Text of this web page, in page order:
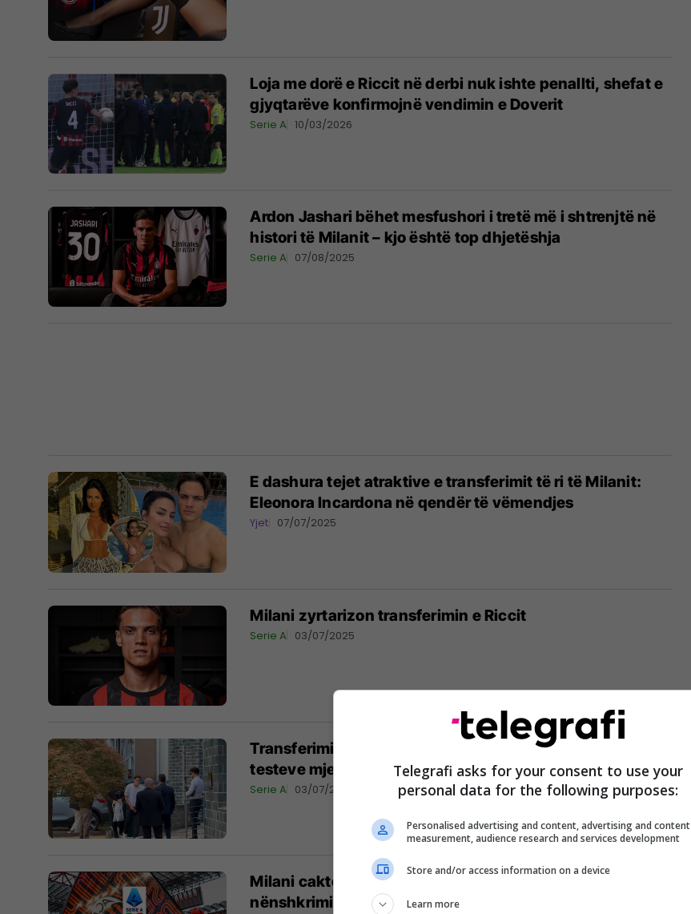
Loja me dorë e Riccit në derbi nuk ishte penallti, shefat e
gjyqtarëve konfirmojnë vendimin e Doverit
Serie A 10/03/2026
Ardon Jashari bëhet mesfushori i tretë më i shtrenjtë në
histori të Milanit – kjo është top dhjetëshja
Serie A 07/08/2025
E dashura tejet atraktive e transferimit të ri të Milanit:
Eleonora Incardona në qendër të vëmendjes
Yjet 07/07/2025
Milani zyrtarizon transferimin e Riccit
Serie A 03/07/2025
Transferimi i madh i Milanit arrin për t'iu nënshtruar
testeve mjekësore
Serie A 03/07/2025
Milani cakton datën për vizitat mjekësore dhe
nënshkrimin e kontratës me transferimin e madh të verës
Telegrafi asks for your consent to use your
personal data for the following purposes:
Personalised advertising and content, advertising and content
measurement, audience research and services development
Store and/or access information on a device
Learn more